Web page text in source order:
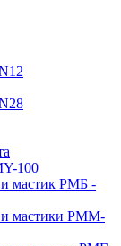
100
и мастик РМБ -
и мастики РММ-